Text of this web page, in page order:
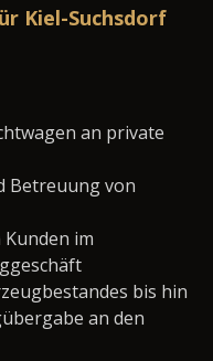
Kiel-Suchsdorf
an private
Betreuung von
im
bis hin
an den